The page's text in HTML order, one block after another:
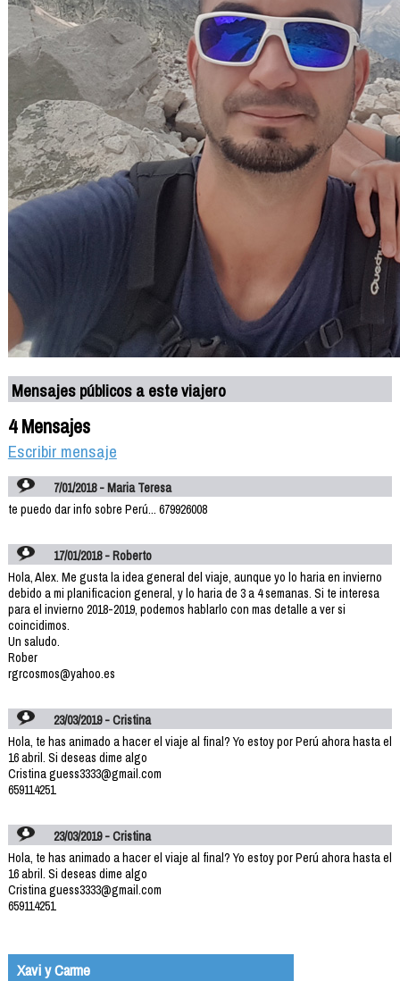
Mensajes públicos a este viajero
4 Mensajes
Escribir mensaje
7/01/2018 - Maria Teresa
te puedo dar info sobre Perú... 679926008
17/01/2018 - Roberto
Hola, Alex. Me gusta la idea general del viaje, aunque yo lo haria en invierno
debido a mi planificacion general, y lo haria de 3 a 4 semanas. Si te interesa
para el invierno 2018-2019, podemos hablarlo con mas detalle a ver si
coincidimos.
Un saludo.
Rober
rgrcosmos@yahoo.es
23/03/2019 - Cristina
Hola, te has animado a hacer el viaje al final? Yo estoy por Perú ahora hasta el
16 abril. Si deseas dime algo
Cristina guess3333@gmail.com
659114251
23/03/2019 - Cristina
Hola, te has animado a hacer el viaje al final? Yo estoy por Perú ahora hasta el
16 abril. Si deseas dime algo
Cristina guess3333@gmail.com
659114251
Xavi y Carme